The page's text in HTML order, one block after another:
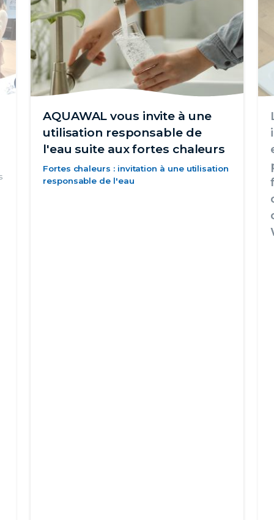
AQUAWAL vous invite à une
utilisation responsable de
l'eau suite aux fortes chaleurs
Fortes chaleurs : invitation à une utilisation
responsable de l'eau